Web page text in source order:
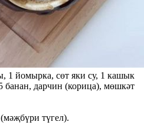
1 йомырка, сөт яки су, 1 кашык
банан, дарчин (корица), мөшкәт
түгел).